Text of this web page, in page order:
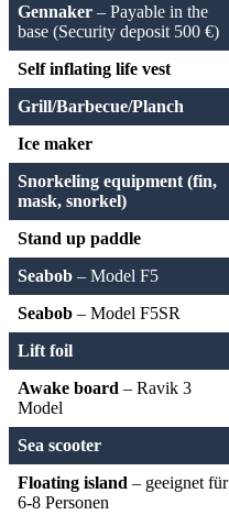
Gennaker – Payable in the
base (Security deposit 500 €)
Self inflating life vest
Grill/Barbecue/Planch
Ice maker
Snorkeling equipment (fin,
mask, snorkel)
Stand up paddle
Seabob – Model F5
Seabob – Model F5SR
Lift foil
Awake board – Ravik 3
Model
Sea scooter
Floating island – geeignet für
6-8 Personen